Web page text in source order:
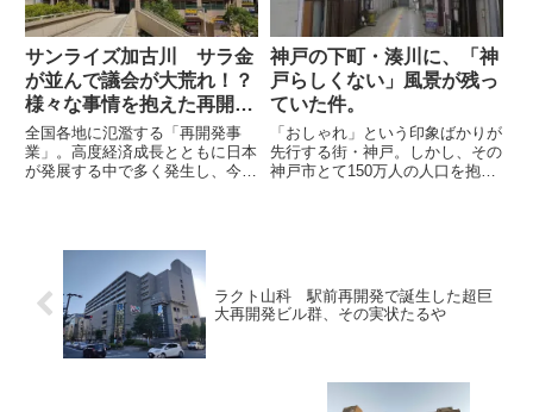
サンライズ加古川 サラ金
が並んで議会が大荒れ！？
様々な事情を抱えた再開発
ビルの今
全国各地に氾濫する「再開発事
業」。高度経済成長とともに日本
が発展する中で多く発生し、今も
な内容は当サイトでも枚挙に暇が
ないほど取り上げられている。ち
神戸の下町・湊川に、「神
戸らしくない」風景が残っ
ていた件。
「おしゃれ」という印象ばかりが
先行する街・神戸。しかし、その
神戸市とて150万人の人口を抱え
ラクト山科 駅前再開発で誕生した超巨
大再開発ビル群、その実状たるや